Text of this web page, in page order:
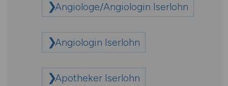
Angiologe/Angiologin Iserlohn
Angiologin Iserlohn
Apotheker Iserlohn